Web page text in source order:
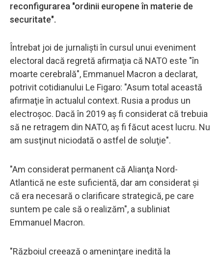
reconfigurarea "ordinii europene în materie de
securitate".
Întrebat joi de jurnalişti în cursul unui eveniment
electoral dacă regretă afirmaţia că NATO este "în
moarte cerebrală", Emmanuel Macron a declarat,
potrivit cotidianului Le Figaro: "Asum total această
afirmaţie în actualul context. Rusia a produs un
electroşoc. Dacă în 2019 aş fi considerat că trebuia
să ne retragem din NATO, aş fi făcut acest lucru. Nu
am susţinut niciodată o astfel de soluţie".
"Am considerat permanent că Alianţa Nord-
Atlantică ne este suficientă, dar am considerat şi
că era necesară o clarificare strategică, pe care
suntem pe cale să o realizăm", a subliniat
Emmanuel Macron.
"Războiul creează o ameninţare inedită la